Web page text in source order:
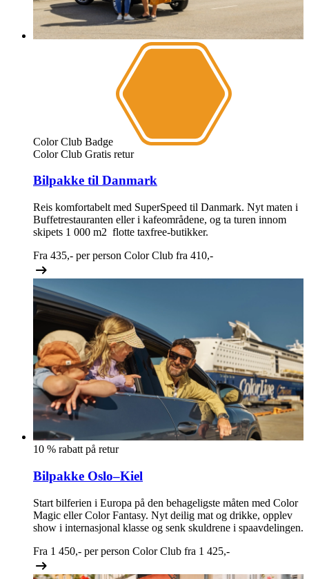
Color Club Badge
Color Club Gratis retur
Bilpakke til Danmark
Reis komfortabelt med SuperSpeed til Danmark. Nyt maten i
Buffetrestauranten eller i kafeområdene, og ta turen innom
skipets 1 000 m2 flotte taxfree-butikker.
Fra 435,- per person Color Club fra 410,-
10 % rabatt på retur
Bilpakke Oslo–Kiel
Start bilferien i Europa på den behageligste måten med Color
Magic eller Color Fantasy. Nyt deilig mat og drikke, opplev
show i internasjonal klasse og senk skuldrene i spaavdelingen.
Fra 1 450,- per person Color Club fra 1 425,-